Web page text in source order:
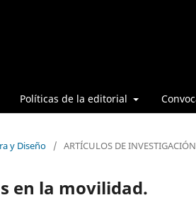
Políticas de la editorial
y Diseño / ARTÍCULOS DE INVESTIGACIÓN
en la movilidad.